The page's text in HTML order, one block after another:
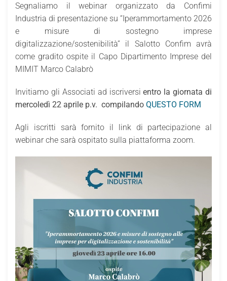
Segnaliamo il webinar organizzato da Confimi
Industria di presentazione su “Iperammortamento 2026
e misure di sostegno imprese
digitalizzazione/sostenibilità” il Salotto Confim avrà
come gradito ospite il Capo Dipartimento Imprese del
MIMIT Marco Calabrò
Invitiamo gli Associati ad iscriversientro la giornata di
mercoledì 22 aprile p.v. compilando QUESTO FORM
Agli iscritti sarà fornito il link di partecipazione al
webinar che sarà ospitato sulla piattaforma zoom.